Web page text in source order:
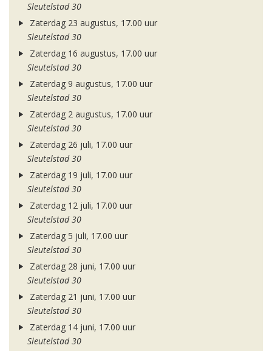
Sleutelstad 30
Zaterdag 23 augustus, 17.00 uur
Sleutelstad 30
Zaterdag 16 augustus, 17.00 uur
Sleutelstad 30
Zaterdag 9 augustus, 17.00 uur
Sleutelstad 30
Zaterdag 2 augustus, 17.00 uur
Sleutelstad 30
Zaterdag 26 juli, 17.00 uur
Sleutelstad 30
Zaterdag 19 juli, 17.00 uur
Sleutelstad 30
Zaterdag 12 juli, 17.00 uur
Sleutelstad 30
Zaterdag 5 juli, 17.00 uur
Sleutelstad 30
Zaterdag 28 juni, 17.00 uur
Sleutelstad 30
Zaterdag 21 juni, 17.00 uur
Sleutelstad 30
Zaterdag 14 juni, 17.00 uur
Sleutelstad 30